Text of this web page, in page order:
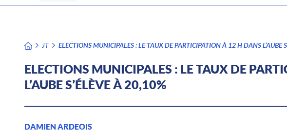
JT ELECTIONS MUNICIPALES : LE TAUX DE PARTICIPATION À 12 H DANS L’AUBE
ELECTIONS MUNICIPALES : LE TAUX DE
L’AUBE S’ÉLÈVE À 20,10%
DAMIEN ARDEOIS